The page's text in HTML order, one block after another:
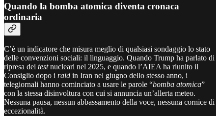
Quando la bomba atomica diventa cronaca
ordinaria
C’è un indicatore che misura meglio di qualsiasi sondaggio lo stato
delle convenzioni sociali: il linguaggio. Quando Trump ha parlato di
ripresa dei testnucleari nel 2025, e quando l’AIEA ha riunito il
Consiglio dopo i raid in Iran nel giugno dello stesso anno, i
telegiornali hanno cominciato a usare le parole “bomba atomica”
con la stessa disinvoltura con cui si annuncia un’allerta meteo.
Nessuna pausa, nessun abbassamento della voce, nessuna cornice di
eccezionalità.